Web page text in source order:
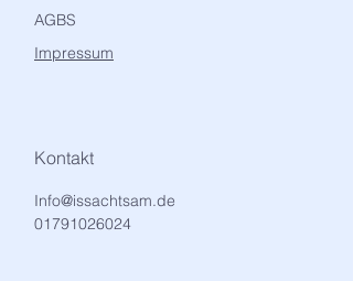
AGBS
Impressum
Kontakt
Info@issachtsam.de
01791026024